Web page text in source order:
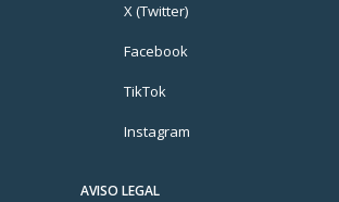
X (Twitter)
Facebook
TikTok
Instagram
AVISO LEGAL